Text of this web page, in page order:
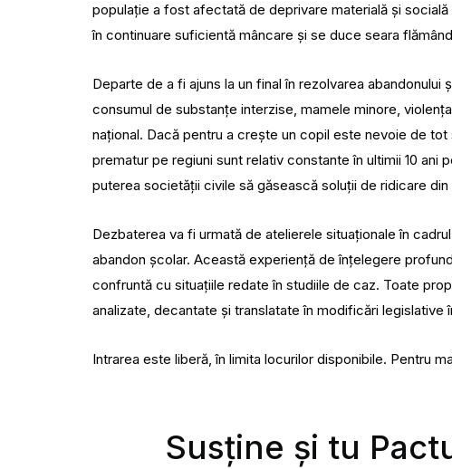
populație a fost afectată de deprivare materială și
în continuare suficientă mâncare și se duce seara
Departe de a fi ajuns la un final în rezolvarea abandonului
consumul de substanțe interzise, mamele minore,
național. Dacă pentru a crește un copil este nevoie de
prematur pe regiuni sunt relativ constante în ultimii 10
puterea societății civile să găsească soluții de ridicare
Dezbaterea va fi urmată de atelierele situaționale în
abandon școlar. Această experiență de înțelegere
confruntă cu situațiile redate în studiile de caz. Toate
analizate, decantate și translatate în modificări legislative
Intrarea este liberă, în limita locurilor disponibile. Pentru
Susține și tu